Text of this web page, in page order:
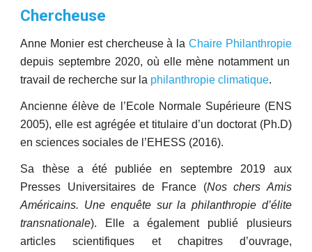
Chercheuse
Anne Monier est chercheuse à la Chaire Philanthropie
depuis septembre 2020, où elle mène notamment un
travail de recherche sur la philanthropie climatique.
Ancienne élève de l’Ecole Normale Supérieure (ENS
2005), elle est agrégée et titulaire d’un doctorat (Ph.D)
en sciences sociales de l’EHESS (2016).
Sa thèse a été publiée en septembre 2019 aux
Presses Universitaires de France (Nos chers Amis
Américains. Une enquête sur la philanthropie d’élite
transnationale). Elle a également publié plusieurs
articles scientifiques et chapitres d’ouvrage,